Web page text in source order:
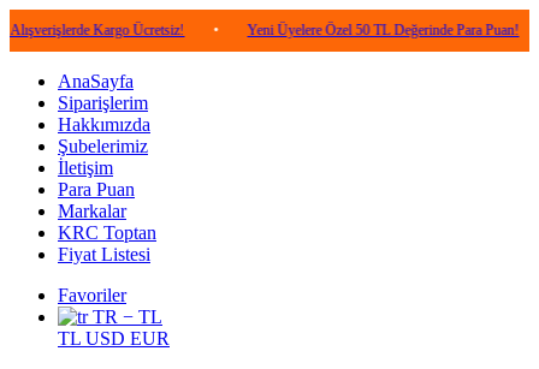
Kargo Ücretsiz! • Yeni Üyelere Özel 50 TL Değerinde Para Puan! •
AnaSayfa
Siparişlerim
Hakkımızda
Şubelerimiz
İletişim
Para Puan
Markalar
KRC Toptan
Fiyat Listesi
Favoriler
TR − TL
TL USD EUR